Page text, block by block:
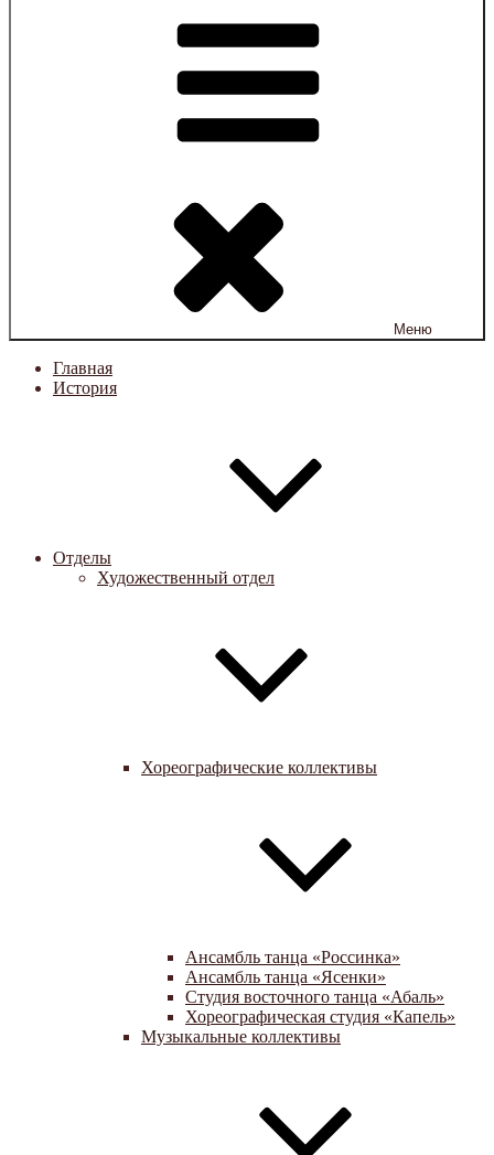
Меню
Главная
История
Отделы
Художественный отдел
Хореографические коллективы
Ансамбль танца «Россинка»
Ансамбль танца «Ясенки»
Студия восточного танца «Абаль»
Хореографическая студия «Капель»
Музыкальные коллективы